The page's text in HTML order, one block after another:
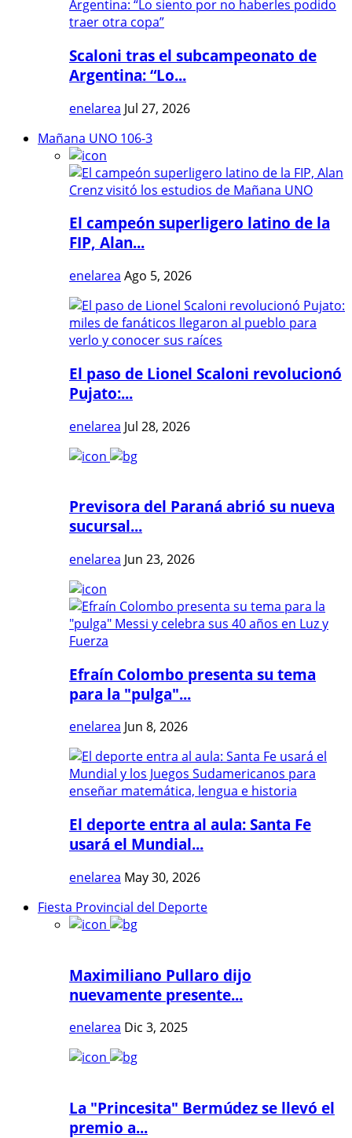
Scaloni tras el subcampeonato de
Argentina: “Lo...
enelarea Jul 27, 2026
Mañana UNO 106-3
El campeón superligero latino de la
FIP, Alan...
enelarea Ago 5, 2026
El paso de Lionel Scaloni revolucionó
Pujato:...
enelarea Jul 28, 2026
Previsora del Paraná abrió su nueva
sucursal...
enelarea Jun 23, 2026
Efraín Colombo presenta su tema
para la "pulga"...
enelarea Jun 8, 2026
El deporte entra al aula: Santa Fe
usará el Mundial...
enelarea May 30, 2026
Fiesta Provincial del Deporte
Maximiliano Pullaro dijo
nuevamente presente...
enelarea Dic 3, 2025
La "Princesita" Bermúdez se llevó el
premio a...